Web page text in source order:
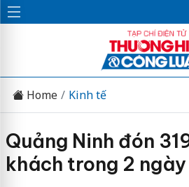
Home Kinh tế
Quảng Ninh đón
khách trong 2